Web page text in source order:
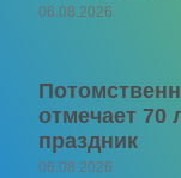
06.08.2026
отмечает 70
праздник
06.08.2026